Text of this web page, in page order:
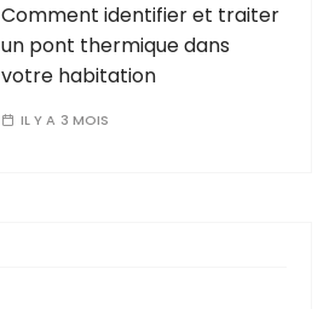
Comment identifier et traiter
un pont thermique dans
votre habitation
IL Y A 3 MOIS